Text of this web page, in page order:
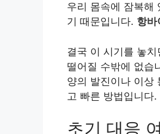
우리 몸속에 잠복해
기 때문입니다. 항바
결국 이 시기를 놓
떨어질 수밖에 없습
양의 발진이나 이상
고 빠른 방법입니다.
초기 대응